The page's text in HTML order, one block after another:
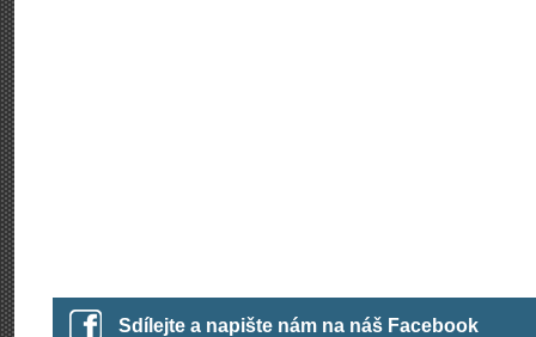
Sdílejte a napište nám na náš Facebook